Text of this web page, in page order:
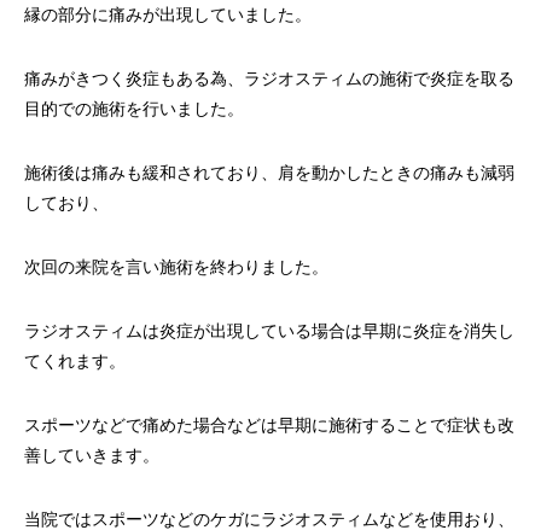
縁の部分に痛みが出現していました。
痛みがきつく炎症もある為、ラジオスティムの施術で炎症を取る
目的での施術を行いました。
施術後は痛みも緩和されており、肩を動かしたときの痛みも減弱
しており、
次回の来院を言い施術を終わりました。
ラジオスティムは炎症が出現している場合は早期に炎症を消失し
てくれます。
スポーツなどで痛めた場合などは早期に施術することで症状も改
善していきます。
当院ではスポーツなどのケガにラジオスティムなどを使用おり、